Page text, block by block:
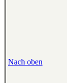
Nach oben